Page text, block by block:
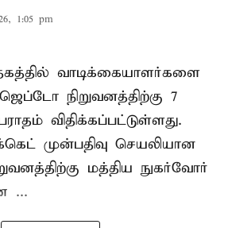
1:05 pm
வாடிக்கையாளர்களை
ஜெப்டோ நிறுவனத்திற்கு 7
விதிக்கப்பட்டுள்ளது.
முன்பதிவு செயலியான
மத்திய நுகர்வோர்
...